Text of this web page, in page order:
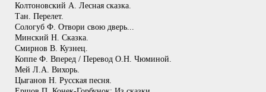
Колтоновский А. Лесная сказка.
Тан. Перелет.
Сологуб Ф. Отвори свою дверь...
Минский Н. Сказка.
Смирнов В. Кузнец.
Коппе Ф. Вперед / Перевод О.Н. Чюминой.
Мей Л.А. Вихорь.
Цыганов Н. Русская песня.